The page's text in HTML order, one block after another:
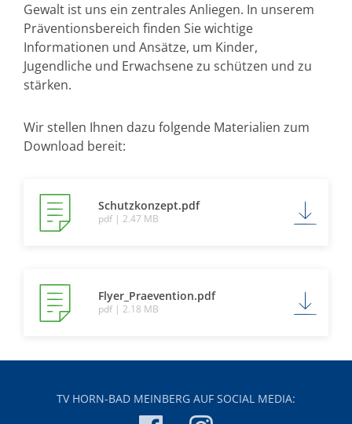
Gewalt ist uns ein zentrales Anliegen. In unserem
Präventionsbereich finden Sie wichtige
Informationen und Ansätze, um Kinder,
Jugendliche und Erwachsene zu schützen und zu
stärken.
Wir stellen Ihnen dazu folgende Materialien zum
Download bereit:
Schutzkonzept.pdf
pdf | 2.47 MB
Flyer_Praevention.pdf
pdf | 2.18 MB
TV HORN-BAD MEINBERG AUF SOCIAL MEDIA: